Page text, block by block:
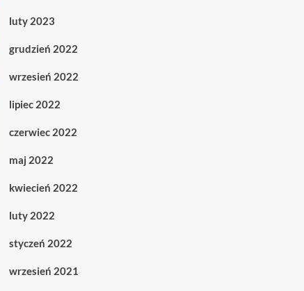
luty 2023
grudzień 2022
wrzesień 2022
lipiec 2022
czerwiec 2022
maj 2022
kwiecień 2022
luty 2022
styczeń 2022
wrzesień 2021